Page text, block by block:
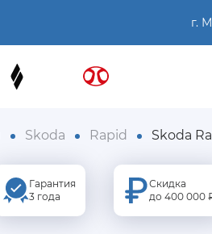
г.
Skoda Rapid Skoda
Гарантия
3 года
Скидка
до 400 000